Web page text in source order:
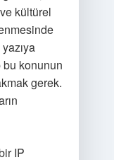
kültürel
konunun
gerek.
IP